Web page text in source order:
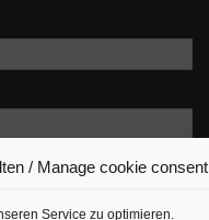
/ Manage cookie consent
Service zu optimieren.
akzeptierst Du unsere